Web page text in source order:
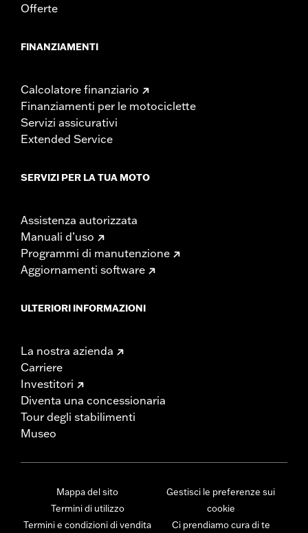
Offerte
FINANZIAMENTI
Calcolatore finanziario
Finanziamenti per le motociclette
Servizi assicurativi
Extended Service
SERVIZI PER LA TUA MOTO
Assistenza autorizzata
Manuali d’uso
Programmi di manutenzione
Aggiornamenti software
ULTERIORI INFORMAZIONI
La nostra azienda
Carriere
Investitori
Diventa una concessionaria
Tour degli stabilimenti
Museo
Mappa del sito
Termini di utilizzo
Termini e condizioni di vendita
Gestisci le preferenze sui
cookie
Ci prendiamo cura di te